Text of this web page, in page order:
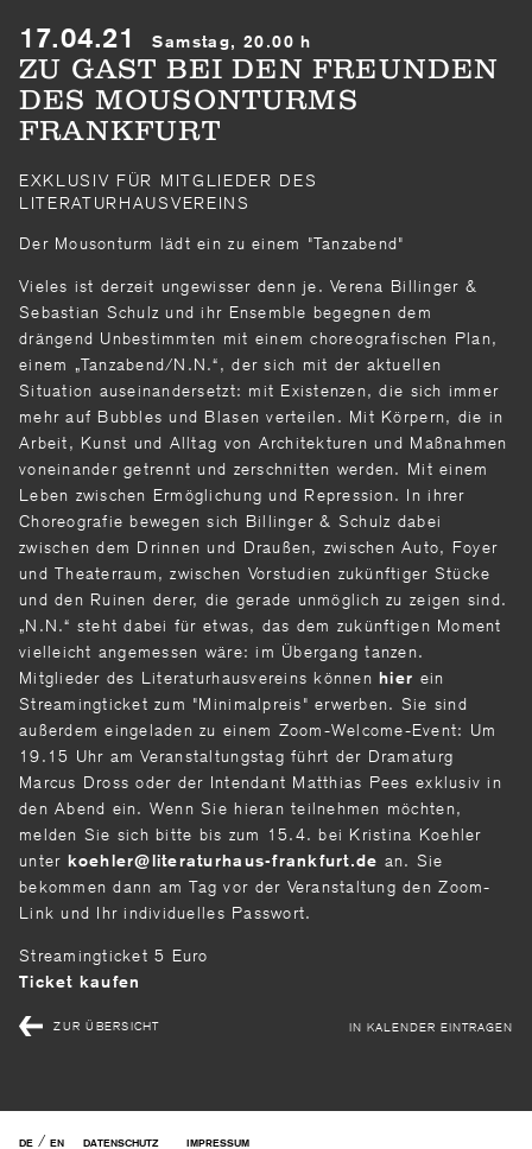
17.04.21 Samstag, 20.00 h
ZU GAST BEI DEN FREUNDEN
DES MOUSONTURMS
FRANKFURT
EXKLUSIV FÜR MITGLIEDER DES
LITERATURHAUSVEREINS
Der Mousonturm lädt ein zu einem "Tanzabend"
Vieles ist derzeit ungewisser denn je. Verena Billinger &
Sebastian Schulz und ihr Ensemble begegnen dem
drängend Unbestimmten mit einem choreografischen Plan,
einem „Tanzabend/N.N.“, der sich mit der aktuellen
Situation auseinandersetzt: mit Existenzen, die sich immer
mehr auf Bubbles und Blasen verteilen. Mit Körpern, die in
Arbeit, Kunst und Alltag von Architekturen und Maßnahmen
voneinander getrennt und zerschnitten werden. Mit einem
Leben zwischen Ermöglichung und Repression. In ihrer
Choreografie bewegen sich Billinger & Schulz dabei
zwischen dem Drinnen und Draußen, zwischen Auto, Foyer
und Theaterraum, zwischen Vorstudien zukünftiger Stücke
und den Ruinen derer, die gerade unmöglich zu zeigen sind.
„N.N.“ steht dabei für etwas, das dem zukünftigen Moment
vielleicht angemessen wäre: im Übergang tanzen.
Mitglieder des Literaturhausvereins könnenhier ein
Streamingticket zum "Minimalpreis" erwerben. Sie sind
außerdem eingeladen zu einem Zoom-Welcome-Event: Um
19.15 Uhr am Veranstaltungstag führt der Dramaturg
Marcus Dross oder der Intendant Matthias Pees exklusiv in
den Abend ein. Wenn Sie hieran teilnehmen möchten,
melden Sie sich bitte bis zum 15.4. bei Kristina Koehler
unter koehler literaturhaus-frankfurt de an. Sie
bekommen dann am Tag vor der Veranstaltung den Zoom-
Link und Ihr individuelles Passwort.
Streamingticket 5 Euro
Ticket kaufen
ZUR ÜBERSICHT IN KALENDER EINTRAGEN
DE / EN DATENSCHUTZ IMPRESSUM